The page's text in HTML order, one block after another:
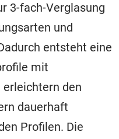
3-fach-Verglasung
und
entsteht eine
mit
den
dauerhaft
Profilen. Die